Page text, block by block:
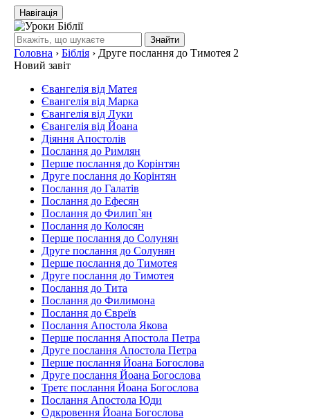
Навігація
Знайти
Головна › Біблія › Друге послання до Тимотея 2
Новий завіт
Євангелія від Матея
Євангелія від Марка
Євангелія від Луки
Євангелія від Йоана
Діяння Апостолів
Послання до Римлян
Перше послання до Корінтян
Друге послання до Корінтян
Послання до Галатів
Послання до Ефесян
Послання до Филип`ян
Послання до Колосян
Перше послання до Солунян
Друге послання до Солунян
Перше послання до Тимотея
Друге послання до Тимотея
Послання до Тита
Послання до Филимона
Послання до Євреїв
Послання Апостола Якова
Перше послання Апостола Петра
Друге послання Апостола Петра
Перше послання Йоана Богослова
Друге послання Йоана Богослова
Третє послання Йоана Богослова
Послання Апостола Юди
Одкровення Йоана Богослова